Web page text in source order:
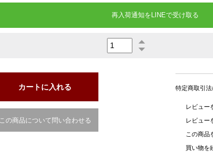
再入荷通知をLINEで受け取る
この商品について問い合わせる
特定商取引
レビュー
レビュー
この商品
買い物を